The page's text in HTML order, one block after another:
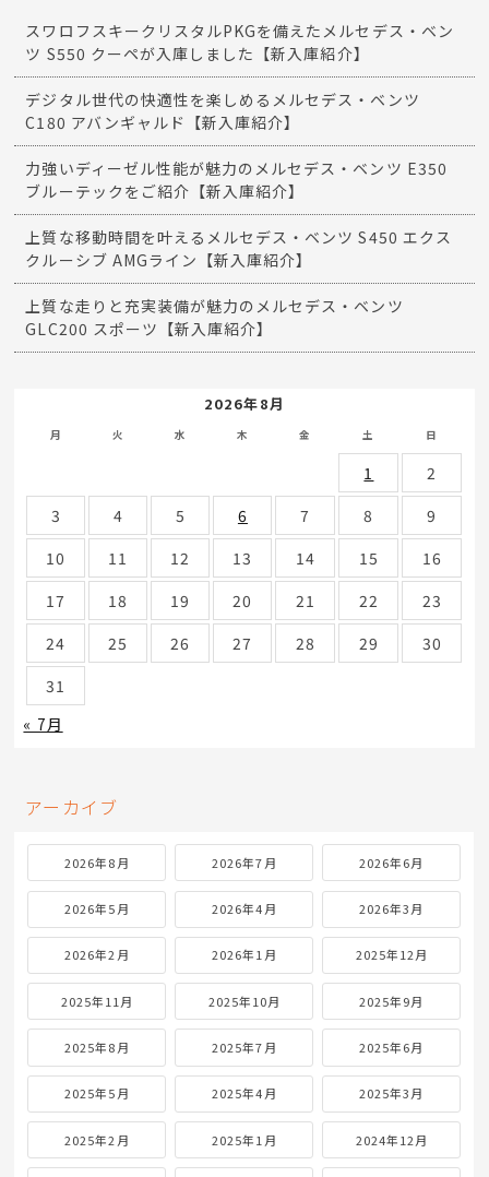
スワロフスキークリスタルPKGを備えたメルセデス・ベン
ツ S550 クーペが入庫しました【新入庫紹介】
デジタル世代の快適性を楽しめるメルセデス・ベンツ
C180 アバンギャルド【新入庫紹介】
力強いディーゼル性能が魅力のメルセデス・ベンツ E350
ブルーテックをご紹介【新入庫紹介】
上質な移動時間を叶えるメルセデス・ベンツ S450 エクス
クルーシブ AMGライン【新入庫紹介】
上質な走りと充実装備が魅力のメルセデス・ベンツ
GLC200 スポーツ【新入庫紹介】
2026年8月
月 火 水 木 金 土 日
1
2
3
4 5 6 7 8
9
10
11 12 13 14 15
16
17
18 19 20 21 22
23
24
25 26 27 28 29
30
31
« 7月
アーカイブ
2026年8月 2026年7月 2026年6月
2026年5月 2026年4月 2026年3月
2026年2月 2026年1月 2025年12月
2025年11月 2025年10月 2025年9月
2025年8月 2025年7月 2025年6月
2025年5月 2025年4月 2025年3月
2025年2月 2025年1月 2024年12月